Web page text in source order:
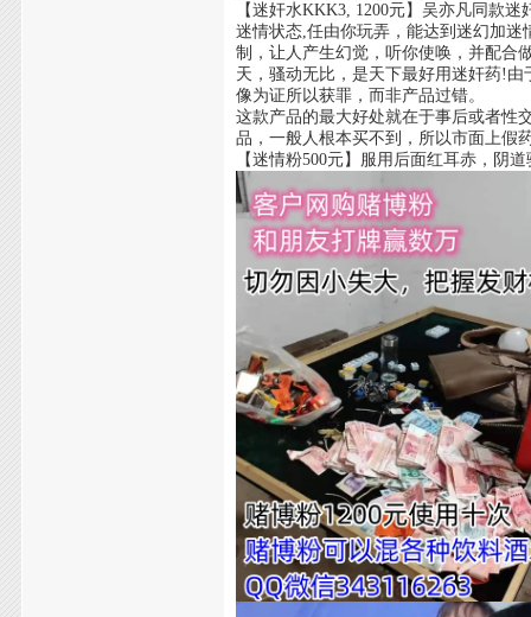
【迷奸水KKK3, 1200元】吴亦凡同款
迷情状态,任由你玩弄，能达到迷幻加
制，让人产生幻觉，听你使唤，并配合
天，骚动无比，是天下最好用迷奸药!
像为证所以获罪，而非产品过错。
这款产品的最大好处就在于事后或者性
品，一般人根本买不到，所以市面上假
【迷情粉500元】服用后面红耳赤，阴